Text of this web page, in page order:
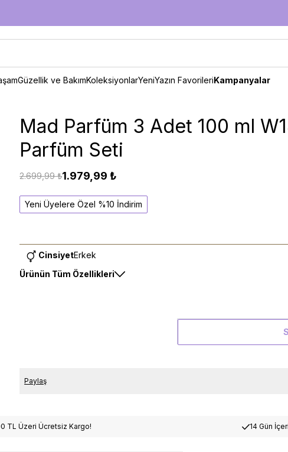
Güzellik ve BakımKoleksiyonlarYeniYazın FavorileriKampanyalar
Mad Parfüm 3 Adet 100 ml
Parfüm Seti
2.699,99 ₺1.979,99 ₺
Yeni Üyelere Özel %10 İndirim
CinsiyetErkek
Ürünün Tüm Özellikleri
Paylaş
TL Üzeri Ücretsiz Kargo! 14 Gün